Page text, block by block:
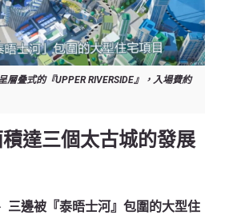
層叠式的『UPPER RIVERSIDE』，入場費約
達三個太古城的發展
三邊被『泰晤士河』包圍的大型住